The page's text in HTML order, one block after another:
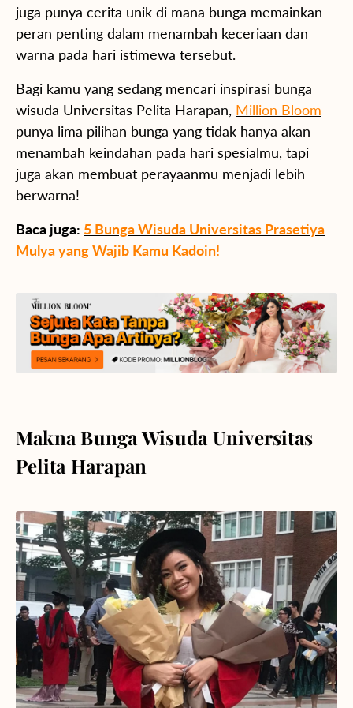
juga punya cerita unik di mana bunga memainkan
peran penting dalam menambah keceriaan dan
warna pada hari istimewa tersebut.
Bagi kamu yang sedang mencari inspirasi bunga
wisuda Universitas Pelita Harapan, Million Bloom
punya lima pilihan bunga yang tidak hanya akan
menambah keindahan pada hari spesialmu, tapi
juga akan membuat perayaanmu menjadi lebih
berwarna!
Baca juga: 5 Bunga Wisuda Universitas Prasetiya
Mulya yang Wajib Kamu Kadoin!
Makna Bunga Wisuda Universitas
Pelita Harapan